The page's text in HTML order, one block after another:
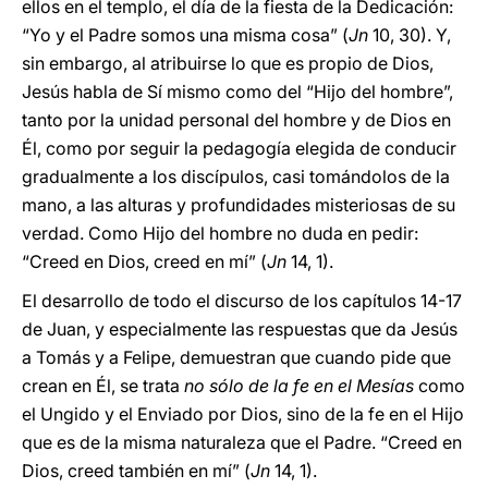
ellos en el templo, el día de la fiesta de la Dedicación:
“Yo y el Padre somos una misma cosa” (Jn 10, 30). Y,
sin embargo, al atribuirse lo que es propio de Dios,
Jesús habla de Sí mismo como del “Hijo del hombre”,
tanto por la unidad personal del hombre y de Dios en
Él, como por seguir la pedagogía elegida de conducir
gradualmente a los discípulos, casi tomándolos de la
mano, a las alturas y profundidades misteriosas de su
verdad. Como Hijo del hombre no duda en pedir:
“Creed en Dios, creed en mí” (Jn 14, 1).
El desarrollo de todo el discurso de los capítulos 14-17
de Juan, y especialmente las respuestas que da Jesús
a Tomás y a Felipe, demuestran que cuando pide que
crean en Él, se trata no sólo de la fe en el Mesías como
el Ungido y el Enviado por Dios, sino de la fe en el Hijo
que es de la misma naturaleza que el Padre. “Creed en
Dios, creed también en mí” (Jn 14, 1).